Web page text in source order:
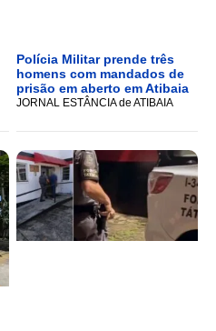
Polícia Militar prende três
homens com mandados de
prisão em aberto em Atibaia
JORNAL ESTÂNCIA de ATIBAIA